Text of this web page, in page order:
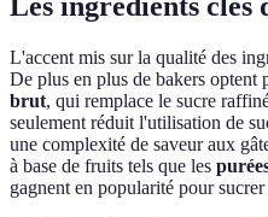
L'accent mis sur la qualité des
De plus en plus de bakers optent
brut, qui remplace le sucre
seulement réduit l'utilisation de
une complexité de saveur aux
à base de fruits tels que les
gagnent en popularité pour